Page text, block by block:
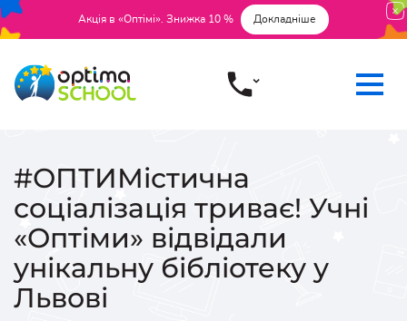
Акція в «Оптімі». Знижка 10 % Докладніше
#ОПТИМістична
соціалізація триває! Учні
«Оптіми» відвідали
унікальну бібліотеку у
Львові